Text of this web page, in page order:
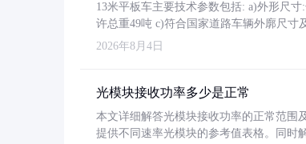
13米平板车主要技术参数包括: a)外形尺
许总重49吨 c)符合国家道路车辆外廓尺寸
2026年8月4日
光模块接收功率多少是正常
本文详细解答光模块接收功率的正常范围
提供不同速率光模块的参考值表格。同时